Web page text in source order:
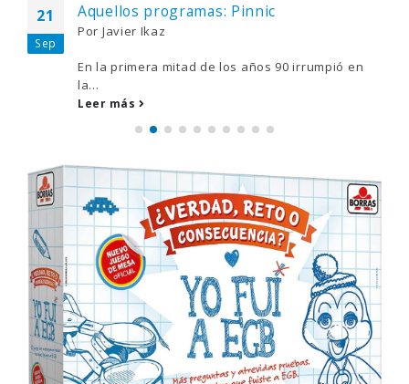
Feb
serie: El último show
PorJorge Díaz
A Marianico El Corto todos les conocemos de su
paso por...
Leer más